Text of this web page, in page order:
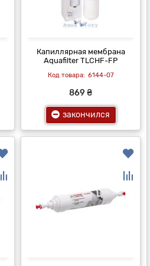
Капиллярная мембрана
Aquafilter TLCHF-FP
6144-07
869 ₴
закончился